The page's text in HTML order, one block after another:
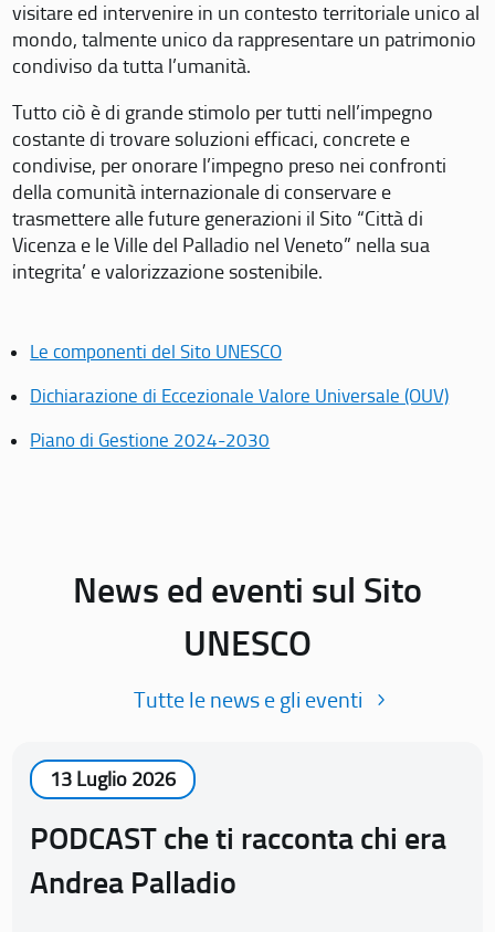
visitare ed intervenire in un contesto territoriale unico al
mondo, talmente unico da rappresentare un patrimonio
condiviso da tutta l’umanità.
Tutto ciò è di grande stimolo per tutti nell’impegno
costante di trovare soluzioni efficaci, concrete e
condivise, per onorare l’impegno preso nei confronti
della comunità internazionale di conservare e
trasmettere alle future generazioni il Sito “Città di
Vicenza e le Ville del Palladio nel Veneto” nella sua
integrita’ e valorizzazione sostenibile.
Le componenti del Sito UNESCO
Dichiarazione di Eccezionale Valore Universale (OUV)
Piano di Gestione 2024-2030
News ed eventi sul Sito
UNESCO
Tutte le news e gli eventi
13 Luglio 2026
PODCAST che ti racconta chi era
Andrea Palladio